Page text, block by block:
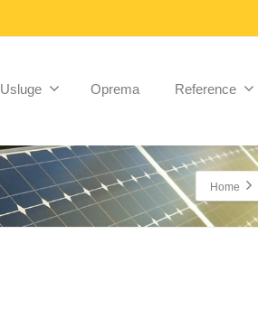
Usluge Oprema Reference
Home